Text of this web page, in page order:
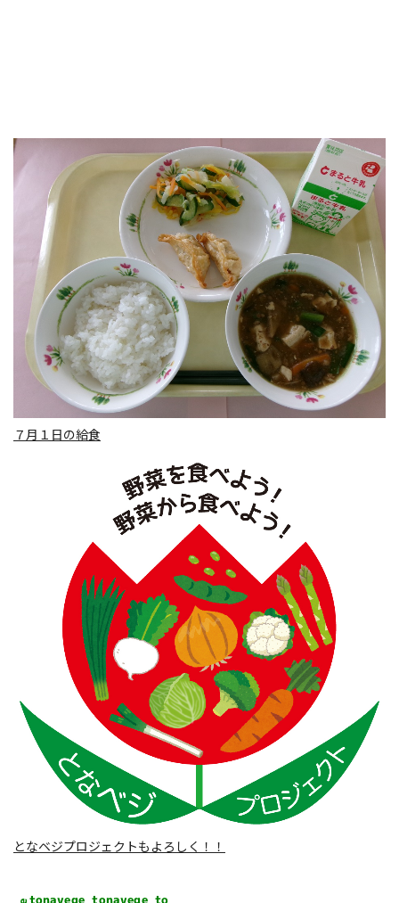
７月１日の給食
となベジプロジェクトもよろしく！！